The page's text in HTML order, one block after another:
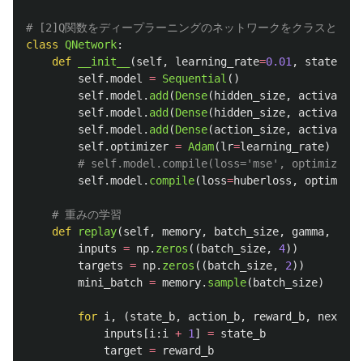
class QNetwork:
def
__init__ (self, learning_rate=0.01,
self.model = Sequential ()
self.model . add (Dense( hidden_size,
activation
self.model . add (Dense( hidden_size,
activation
self.model . add (Dense(action_size,
activation
self. optimizer = Adam(lr=learning_rate)
self.model . compile(loss=huberloss , optimizer
def
replay(self, memory, batch_size, gamma,
inputs = np. zeros (( batch_size, 4))
targets = np. zeros (( batch_size, 2))
mini_batch = memory. sample( batch_size)
for i, (state_b, action_b, reward_b,
inputs [i: i + 1] = state_b
target = reward_b